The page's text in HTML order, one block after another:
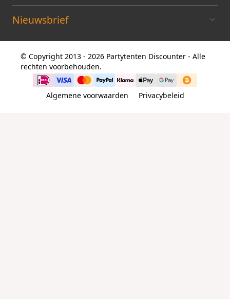
Nieuwsbrief
© Copyright 2013 - 2026 Partytenten Discounter - Alle
rechten voorbehouden.
Algemene voorwaarden Privacybeleid